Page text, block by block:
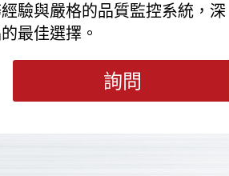
驗與嚴格的品質監控系統，深
最佳選擇。
詢問